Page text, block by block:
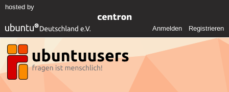
hosted by
Anmelden Registrieren